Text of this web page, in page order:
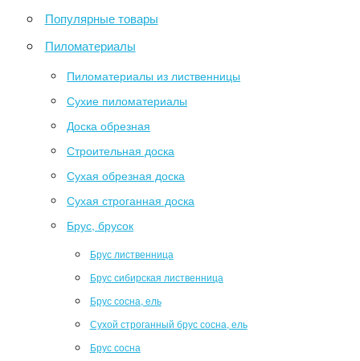
Популярные товары
Пиломатериалы
Пиломатериалы из лиственницы
Сухие пиломатериалы
Доска обрезная
Строительная доска
Сухая обрезная доска
Сухая строганная доска
Брус, брусок
Брус лиственница
Брус сибирская лиственница
Брус сосна, ель
Сухой строганный брус сосна, ель
Брус сосна